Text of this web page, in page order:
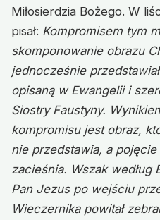
Miłosierdzia Bożego. W
pisał: Kompromisem tym
skomponowanie obrazu
jednocześnie
opisaną w Ewangelii i
Siostry Faustyny.
kompromisu jest obraz,
nie przedstawia, a pojęcie
zacieśnia. Wszak według
Pan Jezus po wejściu
Wieczernika powitał